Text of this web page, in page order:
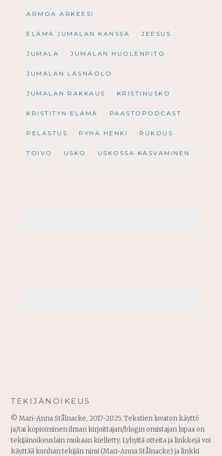
ARMOA ARKEESI
ELÄMÄ JUMALAN KANSSA JEESUS
JUMALA JUMALAN HUOLENPITO
JUMALAN LÄSNÄOLO
JUMALAN RAKKAUS KRISTINUSKO
KRISTITYN ELÄMÄ PAASTOPODCAST
PELASTUS PYHÄ HENKI RUKOUS
TOIVO USKO USKOSSA KASVAMINEN
TEKIJÄNOIKEUS
© Mari-Anna Stålnacke, 2017-2025. Tekstien luvaton käyttö
ja/tai kopioiminen ilman kirjoittajan/blogin omistajan lupaa on
tekijänoikeuslain mukaan kielletty. Lyhyitä otteita ja linkkejä voi
käyttää kunhan tekijän nimi (Mari-Anna Stålnacke) ja linkki